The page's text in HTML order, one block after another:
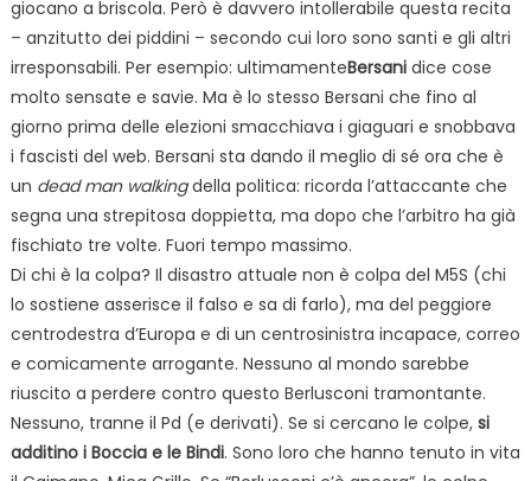
giocano a briscola. Però è davvero intollerabile questa recita
– anzitutto dei piddini – secondo cui loro sono santi e gli altri
irresponsabili. Per esempio: ultimamenteBersanidice cose
molto sensate e savie. Ma è lo stesso Bersani che fino al
giorno prima delle elezioni smacchiava i giaguari e snobbava
i fascisti del web. Bersani sta dando il meglio di sé ora che è
un dead man walkingdella politica: ricorda l’attaccante che
segna una strepitosa doppietta, ma dopo che l’arbitro ha già
fischiato tre volte. Fuori tempo massimo.
Di chi è la colpa? Il disastro attuale non è colpa del M5S (chi
lo sostiene asserisce il falso e sa di farlo), ma del peggiore
centrodestra d’Europa e di un centrosinistra incapace, correo
e comicamente arrogante. Nessuno al mondo sarebbe
riuscito a perdere contro questo Berlusconi tramontante.
Nessuno, tranne il Pd (e derivati). Se si cercano le colpe, si
additino i Boccia e le Bindi. Sono loro che hanno tenuto in vita